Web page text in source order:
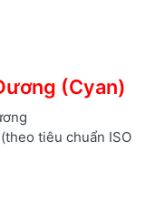
(Cyan)
tiêu chuẩn ISO